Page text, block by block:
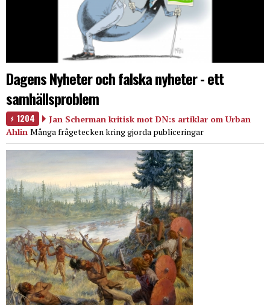
Dagens Nyheter och falska nyheter - ett
samhällsproblem
1204
Jan Scherman kritisk mot DN:s artiklar om Urban
Ahlin Många frågetecken kring gjorda publiceringar